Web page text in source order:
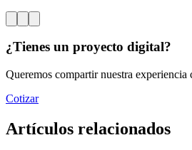
¿Tienes un proyecto digital?
Queremos compartir nuestra experiencia
Cotizar
Artículos relacionados